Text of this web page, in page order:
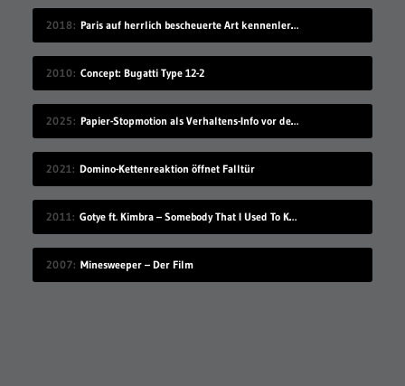
2018 Paris auf herrlich bescheuerte Art kennenlernen
2010 Concept: Bugatti Type 12-2
2025 Papier-Stopmotion als Verhaltens-Info vor dem Kinofilm
2021 Domino-Kettenreaktion öffnet Falltür
2011 Gotye ft. Kimbra – Somebody That I Used To Know
2007 Minesweeper – Der Film